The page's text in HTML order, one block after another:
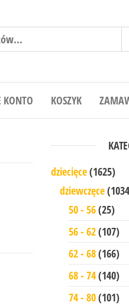
KONTO KOSZYK
dziecięce(1625)
dziewczęce
50 - 56(25)
56 - 62(107)
62 - 68(166)
68 - 74(140)
74 - 80(101)